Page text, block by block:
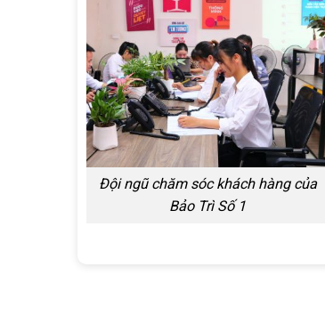
Đội ngũ chăm sóc khách hàng của
Bảo Trì Số 1